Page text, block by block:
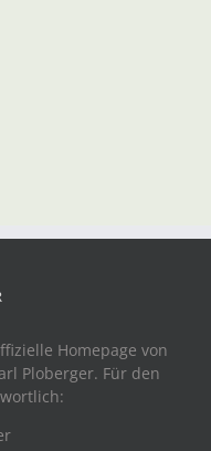
Homepage von
Ploberger. Für den